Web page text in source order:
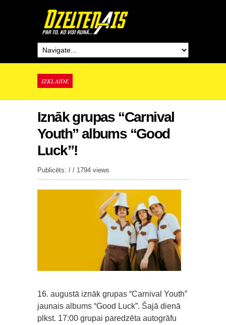
IZKLAIDE
Iznāk grupas “Carnival
Youth” albums “Good
Luck”!
Publicēts: / / 1794 views
16. augustā iznāk grupas “Carnival Youth”
jaunais albums “Good Luck”. Šajā dienā
plkst. 17:00 grupai paredzēta autogrāfu